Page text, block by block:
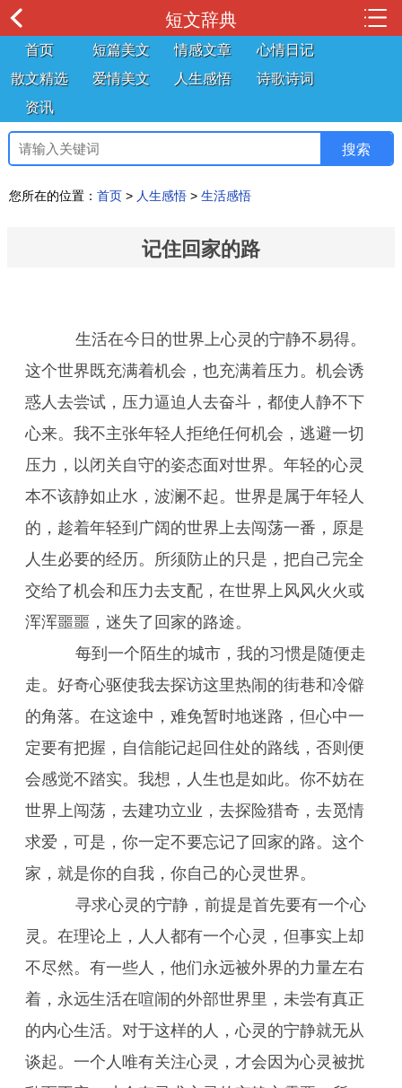
短文辞典
首页 短篇美文 情感文章
心情日记
散文精选
爱情美文 人生感悟
诗歌诗词
资讯
您所在的位置： 首页 > 人生感悟 > 生活感悟
记住回家的路
生活在今日的世界上心灵的宁静不易得。
这个世界既充满着机会，也充满着压力。机会诱
惑人去尝试，压力逼迫人去奋斗，都使人静不下
心来。我不主张年轻人拒绝任何机会，逃避一切
压力，以闭关自守的姿态面对世界。年轻的心灵
本不该静如止水，波澜不起。世界是属于年轻人
的，趁着年轻到广阔的世界上去闯荡一番，原是
人生必要的经历。所须防止的只是，把自己完全
交给了机会和压力去支配，在世界上风风火火或
浑浑噩噩，迷失了回家的路途。
每到一个陌生的城市，我的习惯是随便走
走。好奇心驱使我去探访这里热闹的街巷和冷僻
的角落。在这途中，难免暂时地迷路，但心中一
定要有把握，自信能记起回住处的路线，否则便
会感觉不踏实。我想，人生也是如此。你不妨在
世界上闯荡，去建功立业，去探险猎奇，去觅情
求爱，可是，你一定不要忘记了回家的路。这个
家，就是你的自我，你自己的心灵世界。
寻求心灵的宁静，前提是首先要有一个心
灵。在理论上，人人都有一个心灵，但事实上却
不尽然。有一些人，他们永远被外界的力量左右
着，永远生活在喧闹的外部世界里，未尝有真正
的内心生活。对于这样的人，心灵的宁静就无从
谈起。一个人唯有关注心灵，才会因为心灵被扰